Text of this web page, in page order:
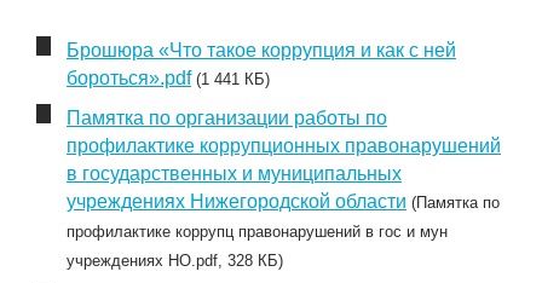
Брошюра «Что такое коррупция и как с ней
бороться».pdf (1 441 КБ)
Памятка по организации работы по
профилактике коррупционных правонарушений
в государственных и муниципальных
учреждениях Нижегородской области (Памятка по
профилактике коррупц правонарушений в гос и мун
учреждениях НО.pdf, 328 КБ)